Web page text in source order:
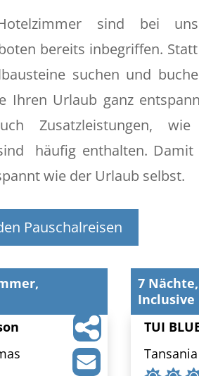
sind bei
bereits inbegriffen.
suchen und
Ihren Urlaub ganz
Zusatzleistungen,
häufig enthalten. Damit
wie der Urlaub selbst.
Pauschalreisen
7
Inclusive
TUI